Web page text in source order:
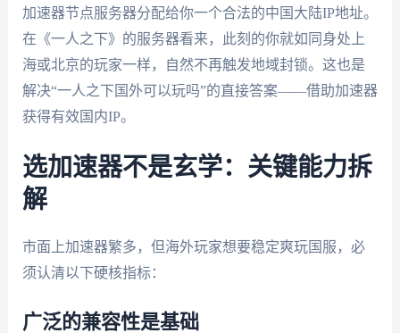
加速器节点服务器分配给你一个合法的中国大陆IP地址。
在《一人之下》的服务器看来，此刻的你就如同身处上
海或北京的玩家一样，自然不再触发地域封锁。这也是
解决“一人之下国外可以玩吗”的直接答案——借助加速器
获得有效国内IP。
选加速器不是玄学：关键能力拆
解
市面上加速器繁多，但海外玩家想要稳定爽玩国服，必
须认清以下硬核指标：
广泛的兼容性是基础